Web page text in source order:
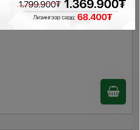
Nano USB Adapter